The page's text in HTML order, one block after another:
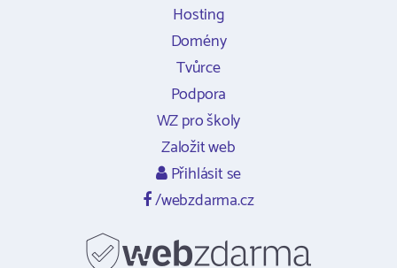
Hosting
Domény
Tvůrce
Podpora
WZ pro školy
Založit web
Přihlásit se
/webzdarma.cz